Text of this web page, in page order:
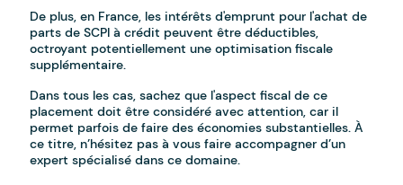
De plus, en France, les intérêts d'emprunt pour l'achat de
parts de SCPI à crédit peuvent être déductibles,
octroyant potentiellement une optimisation fiscale
supplémentaire.
Dans tous les cas, sachez que l'aspect fiscal de ce
placement doit être considéré avec attention, car il
permet parfois de faire des économies substantielles. À
ce titre, n’hésitez pas à vous faire accompagner d’un
expert spécialisé dans ce domaine.